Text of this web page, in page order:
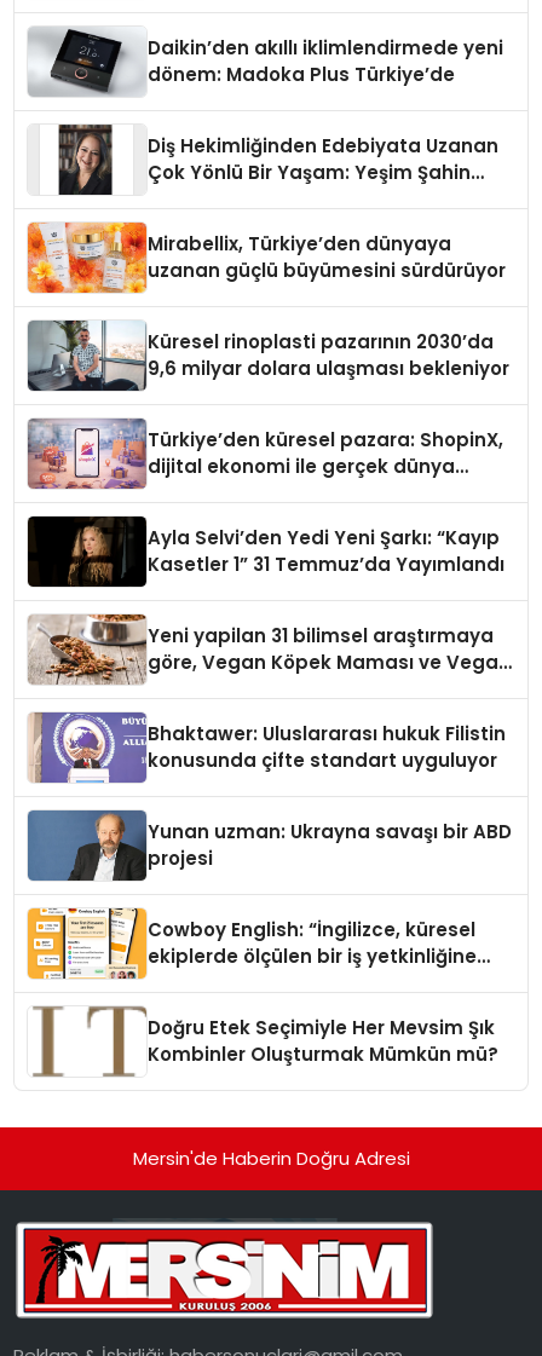
Daikin’den akıllı iklimlendirmede yeni
dönem: Madoka Plus Türkiye’de
Diş Hekimliğinden Edebiyata Uzanan
Çok Yönlü Bir Yaşam: Yeşim Şahin
Mirabellix, Türkiye’den dünyaya
uzanan güçlü büyümesini sürdürüyor
Küresel rinoplasti pazarının 2030’da
9,6 milyar dolara ulaşması bekleniyor
Türkiye’den küresel pazara: ShopinX,
dijital ekonomi ile gerçek dünya
Ayla Selvi’den Yedi Yeni Şarkı: “Kayıp
Kasetler 1” 31 Temmuz’da Yayımlandı
Yeni yapilan 31 bilimsel araştırmaya
göre, Vegan Köpek Maması ve Vegan
Bhaktawer: Uluslararası hukuk Filistin
konusunda çifte standart uyguluyor
Yunan uzman: Ukrayna savaşı bir ABD
projesi
Cowboy English: “İngilizce, küresel
ekiplerde ölçülen bir iş yetkinliğine
Doğru Etek Seçimiyle Her Mevsim Şık
Kombinler Oluşturmak Mümkün mü?
Mersin'de Haberin Doğru Adresi